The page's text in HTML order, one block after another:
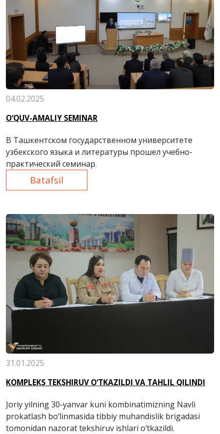
04.02.2025
O‘QUV-AMALIY SEMINAR
В Ташкентском государственном университете
узбекского языка и литературы прошел учебно-
практический семинар.
Batafsil
31.01.2025
KOMPLEKS TEKSHIRUV O‘TKAZILDI VA TAHLIL QILINDI
Joriy yilning 30-yanvar kuni kombinatimizning Navli
prokatlash bo‘linmasida tibbiy muhandislik brigadasi
tomonidan nazorat tekshiruv ishlari o‘tkazildi.